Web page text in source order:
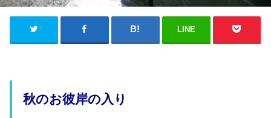
LINE
秋のお彼岸の入り